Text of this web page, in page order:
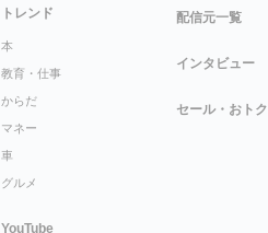
トレンド
本
教育・仕事
からだ
マネー
車
グルメ
YouTube
配信元一覧
インタビュー
セール・おトク